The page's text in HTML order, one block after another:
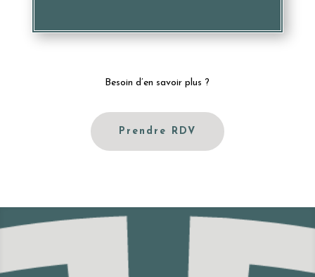
Besoin d’en savoir plus ?
Prendre RDV